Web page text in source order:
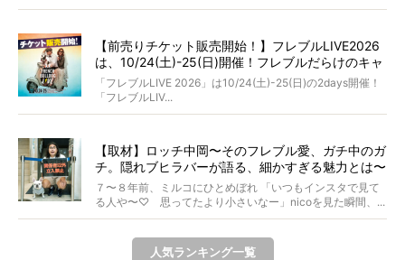
【前売りチケット販売開始！】フレブルLIVE2026
は、10/24(土)-25(日)開催！フレブルだらけのキャ
ンプ・前夜祭・バスプランも新登場!?
「フレブルLIVE 2026」は10/24(土)-25(日)の2days開催！
「フレブルLIV...
【取材】ロッチ中岡〜そのフレブル愛、ガチ中のガ
チ。隠れブヒラバーが語る、細かすぎる魅力とは〜
【前編】
７〜８年前、ミルコにひとめぼれ 「いつもインスタで見て
る人や〜♡ 思ってたより小さいなー」nicoを見た瞬間、...
人気ランキング一覧